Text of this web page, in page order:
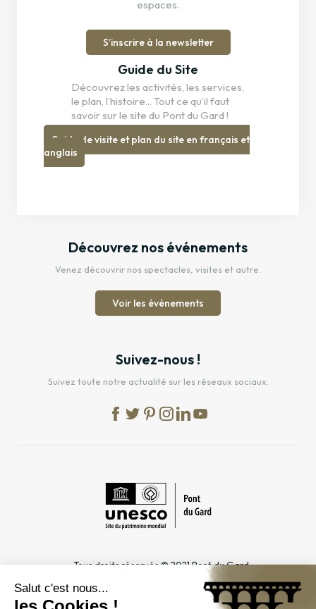
espaces.
S’inscrire à la newsletter
Guide du Site
Découvrez les activités, les services,
le plan, l’histoire... Tout ce qu’il faut
savoir sur le site du Pont du Gard !
Guide de visite et plan du site en français et
anglais
Découvrez nos événements
Venez découvrir nos spectacles, visites et autre.
Voir les événements
Suivez-nous !
Suivez toute notre actualité sur les réseaux sociaux.
Tous droits réservés © 2021 Pont du Gard
Confidentialité